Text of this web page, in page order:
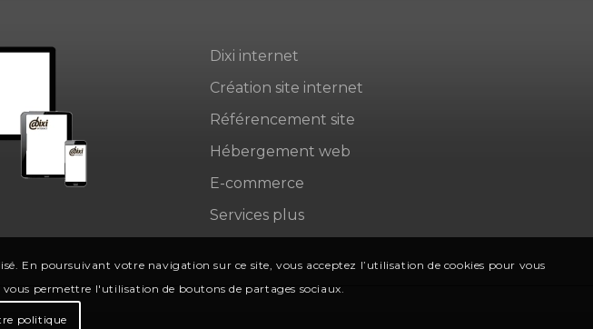
Dixi internet
Création site internet
Référencement site
Hébergement web
E-commerce
Services plus
En poursuivant votre navigation sur ce site, vous acceptez l’utilisation de cookies pour vous
vous permettre l'utilisation de boutons de partages sociaux.
politique